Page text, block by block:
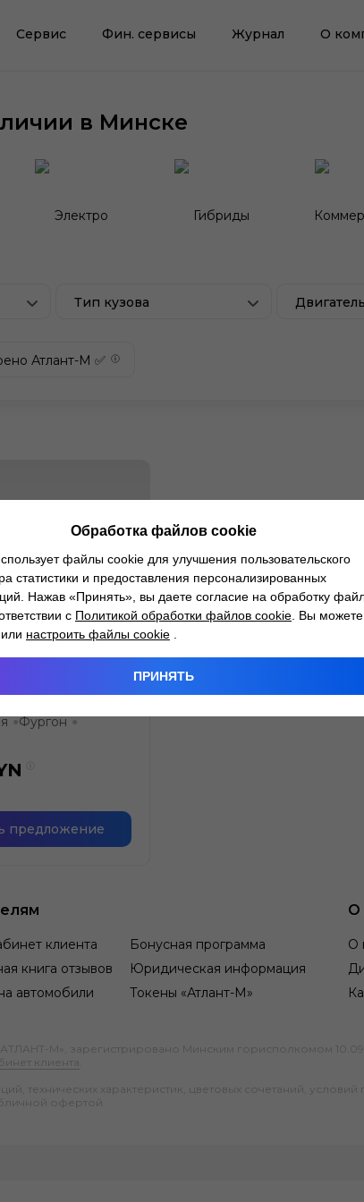
Сервис Фин. сервисы Журнал О
в Минске
Электро Гибриды
Тип кузова Двигатель
Атлант-М ✅
●Фургон ●
предложение
клиента
Бонусная программа
книга отзывов
Юридическая информация
автомобили
Токены «Атлант-М»
О
О
М», зарегистрировано Минским горисполкомом
клиента
технических характеристик, цветовых сочетаний, условий
офертой.
Обработка файлов cookie
файлы cookie для улучшения пользовательского
статистики и предоставления персонализированных
Нажав «Принять», вы даете согласие на обработку
с Политикой обработки файлов cookie . Вы можете
или настроить файлы cookie
ПРИНЯТЬ